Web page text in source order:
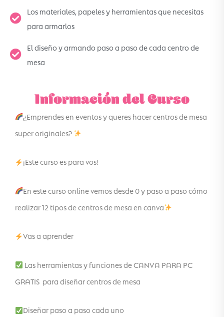
Los materiales, papeles y herramientas que necesitas
para armarlos
El diseño y armando paso a paso de cada centro de
mesa
Información del Curso
¿Emprendes en eventos y queres hacer centros de mesa
super originales?
¡Este curso es para vos!
En este curso online vemos desde 0 y paso a paso cómo
realizar 12 tipos de centros de mesa en canva
Vas a aprender
Las herramientas y funciones de CANVA PARA PC
GRATIS para diseñar centros de mesa
Diseñar paso a paso cada uno